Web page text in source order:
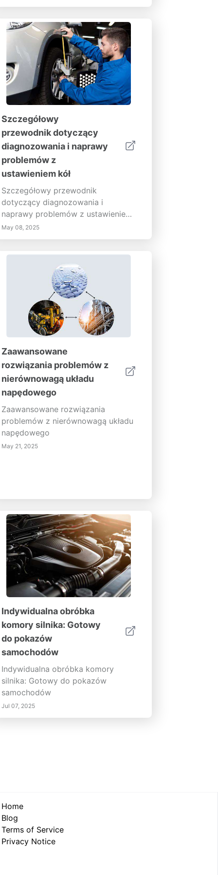
Ten kompleksowy przewodnik
typowe przyczyny i środki
zapobiegawcze, aby utrzymać silnik
w dobrym stanie.
Szczegółowy
przewodnik dotyczący
diagnozowania i naprawy
problemów z
ustawieniem kół
Szczegółowy przewodnik
dotyczący diagnozowania i
naprawy problemów z ustawieniem
kół
May 08, 2025
Zaawansowane
rozwiązania problemów z
nierównowagą układu
napędowego
Zaawansowane rozwiązania
problemów z nierównowagą układu
napędowego
May 21, 2025
Indywidualna obróbka
komory silnika: Gotowy
do pokazów
samochodów
Indywidualna obróbka komory
silnika: Gotowy do pokazów
samochodów
Jul 07, 2025
Home
Blog
Terms of Service
Privacy Notice